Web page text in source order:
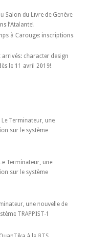
Salon du Livre de Genève
l’Atalante!
à Carouge: inscriptions
arrivés: character design
le 11 avril 2019!
Le Terminateur, une
sur le système
Le Terminateur, une
sur le système
une nouvelle de
TRAPPIST-1